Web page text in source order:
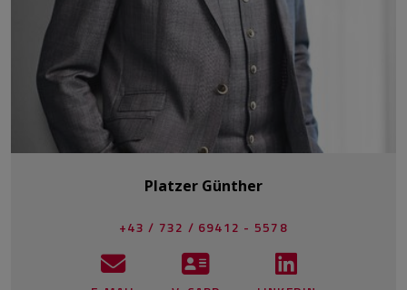
Platzer Günther
+43 / 732 / 69412 - 5578